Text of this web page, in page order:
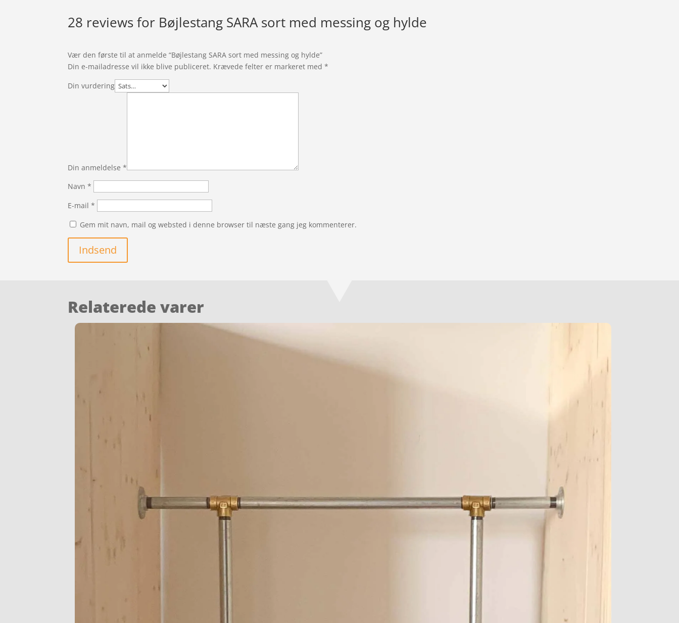
28 reviews for Bøjlestang SARA sort med messing og hylde
Vær den første til at anmelde “Bøjlestang SARA sort med messing og hylde”
Din e-mailadresse vil ikke blive publiceret. Krævede felter er markeret med*
Din vurdering
Din anmeldelse*
Navn*
E-mail*
Gem mit navn, mail og websted i denne browser til næste gang jeg kommenterer.
Indsend
Relaterede varer